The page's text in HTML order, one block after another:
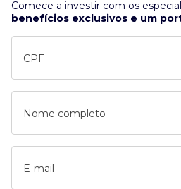
Comece a investir com os
benefícios exclusivos e um
CPF
Nome completo
E-mail